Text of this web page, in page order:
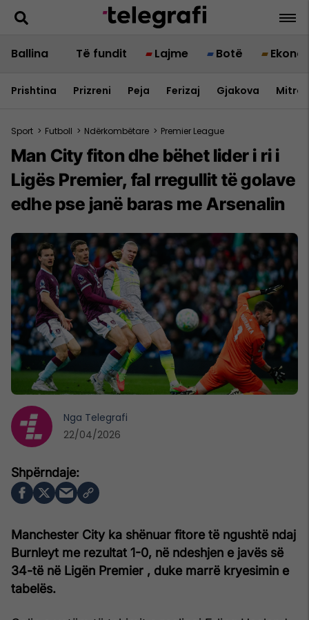
Ballina Të fundit Lajme Botë
Prishtina Prizreni Peja Ferizaj Gjakova
Sport > Futboll > Ndërkombëtare > Premier League
Man City fiton dhe bëhet lider i ri i
Ligës Premier, fal rregullit të golave
edhe pse janë baras me Arsenalin
Manchester City ka shënuar fitore të ngushtë ndaj
Burnleyt me rezultat 1-0, në ndeshjen e javës së
34-të në Ligën Premier , duke marrë kryesimin e
tabelës.
Nga Telegrafi
22/04/2026